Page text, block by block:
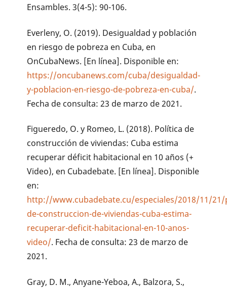
Ensambles. 3(4-5): 90-106.
Everleny, O. (2019). Desigualdad y población
en riesgo de pobreza en Cuba, en
OnCubaNews. [En línea]. Disponible en:
https://oncubanews.com/cuba/desigualdad-
y-poblacion-en-riesgo-de-pobreza-en-cuba/.
Fecha de consulta: 23 de marzo de 2021.
Figueredo, O. y Romeo, L. (2018). Política de
construcción de viviendas: Cuba estima
recuperar déficit habitacional en 10 años (+
Video), en Cubadebate. [En línea]. Disponible
en:
http://www.cubadebate.cu/especiales/2018/11/
de-construccion-de-viviendas-cuba-estima-
recuperar-deficit-habitacional-en-10-anos-
video/. Fecha de consulta: 23 de marzo de
2021.
Gray, D. M., Anyane-Yeboa, A., Balzora, S.,